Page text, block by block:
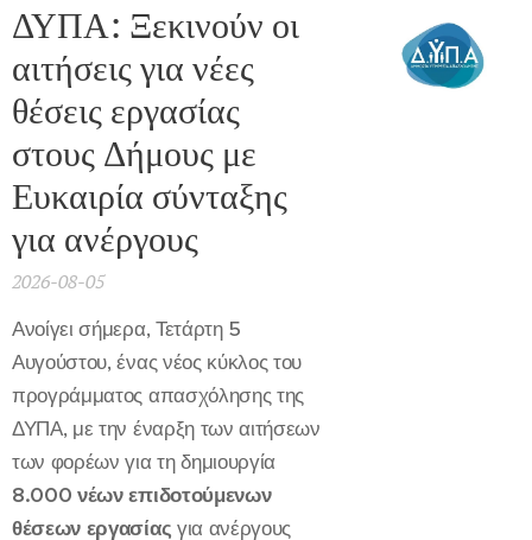
ΔΥΠΑ: Ξεκινούν οι
αιτήσεις για νέες
θέσεις εργασίας
στους Δήμους με
Ευκαιρία σύνταξης
για ανέργους
2026-08-05
Ανοίγει σήμερα, Τετάρτη 5
Αυγούστου, ένας νέος κύκλος του
προγράμματος απασχόλησης της
ΔΥΠΑ, με την έναρξη των αιτήσεων
των φορέων για τη δημιουργία
8.000 νέων επιδοτούμενων
θέσεων εργασίας για ανέργους